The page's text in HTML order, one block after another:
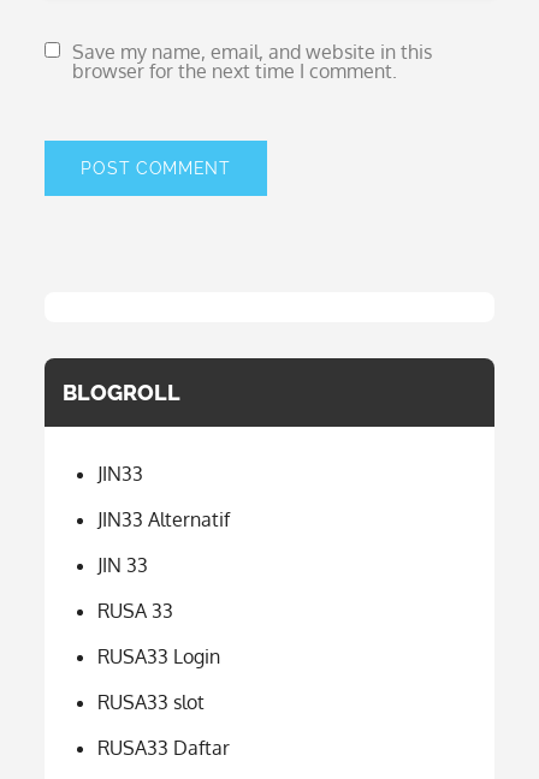
Save my name, email, and website in this
browser for the next time I comment.
BLOGROLL
JIN33
JIN33 Alternatif
JIN 33
RUSA 33
RUSA33 Login
RUSA33 slot
RUSA33 Daftar